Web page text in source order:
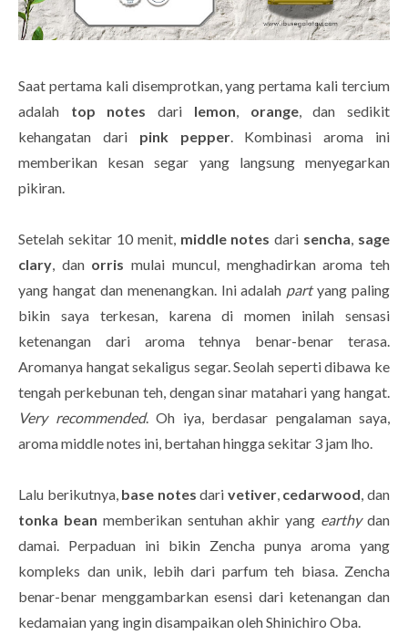
Saat pertama kali disemprotkan, yang pertama kali tercium
adalah top notes dari lemon, orange, dan sedikit
kehangatan dari pink pepper. Kombinasi aroma ini
memberikan kesan segar yang langsung menyegarkan
pikiran.
Setelah sekitar 10 menit, middle notes dari sencha, sage
clary, dan orris mulai muncul, menghadirkan aroma teh
yang hangat dan menenangkan. Ini adalah partyang paling
bikin saya terkesan, karena di momen inilah sensasi
ketenangan dari aroma tehnya benar-benar terasa.
Aromanya hangat sekaligus segar. Seolah seperti dibawa ke
tengah perkebunan teh, dengan sinar matahari yang hangat.
Very recommended. Oh iya, berdasar pengalaman saya,
aroma middle notes ini, bertahan hingga sekitar 3 jam lho.
Lalu berikutnya, base notes dari vetiver, cedarwood, dan
tonka bean memberikan sentuhan akhir yang earthydan
damai. Perpaduan ini bikin Zencha punya aroma yang
kompleks dan unik, lebih dari parfum teh biasa. Zencha
benar-benar menggambarkan esensi dari ketenangan dan
kedamaian yang ingin disampaikan oleh Shinichiro Oba.